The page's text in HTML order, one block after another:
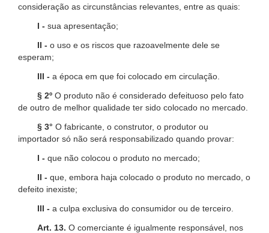
consideração as circunstâncias relevantes, entre as quais:
I - sua apresentação;
II - o uso e os riscos que razoavelmente dele se
esperam;
III - a época em que foi colocado em circulação.
§ 2º O produto não é considerado defeituoso pelo fato
de outro de melhor qualidade ter sido colocado no mercado.
§ 3° O fabricante, o construtor, o produtor ou
importador só não será responsabilizado quando provar:
I - que não colocou o produto no mercado;
II - que, embora haja colocado o produto no mercado, o
defeito inexiste;
III - a culpa exclusiva do consumidor ou de terceiro.
Art. 13. O comerciante é igualmente responsável, nos